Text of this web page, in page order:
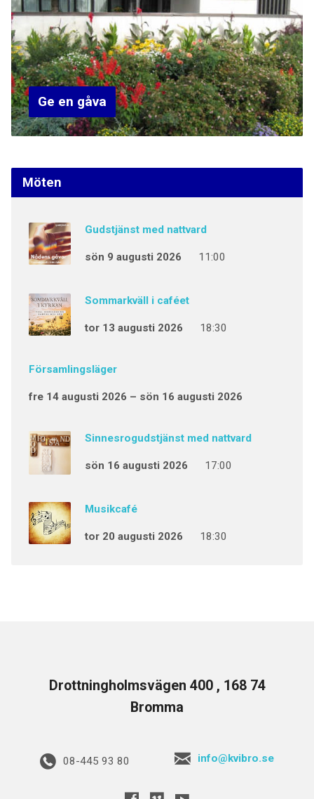
Ge en gåva
Möten
Gudstjänst med nattvard
sön 9 augusti 2026 11:00
Sommarkväll i caféet
tor 13 augusti 2026 18:30
Församlingsläger
fre 14 augusti 2026 – sön 16 augusti 2026
Sinnesrogudstjänst med nattvard
sön 16 augusti 2026 17:00
Musikcafé
tor 20 augusti 2026 18:30
Drottningholmsvägen 400 , 168 74
Bromma
08-445 93 80 info@kvibro.se